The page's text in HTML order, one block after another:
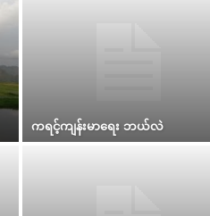
ကရင့်ကျန်းမာ‌ရေး ဘယ်လဲ